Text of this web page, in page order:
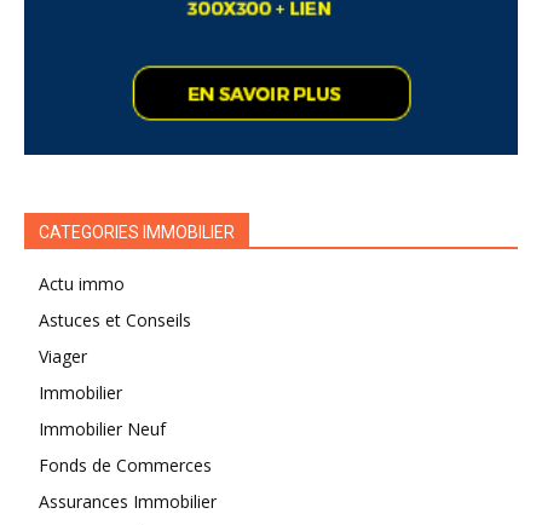
CATEGORIES IMMOBILIER
Actu immo
Astuces et Conseils
Viager
Immobilier
Immobilier Neuf
Fonds de Commerces
Assurances Immobilier